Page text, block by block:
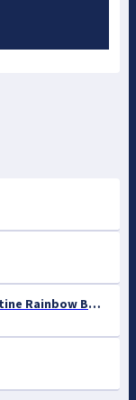
Epicrates cenchria alvarezi - Argentine Rainbow Boa